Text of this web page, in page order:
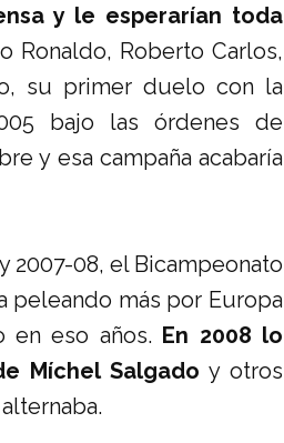
y le esperarían toda
Ronaldo, Roberto Carlos,
su primer duelo con la
bajo las órdenes de
y esa campaña acabaría
2007-08, el Bicampeonato
peleando más por Europa
eso años. En 2008 lo
Míchel Salgado y otros